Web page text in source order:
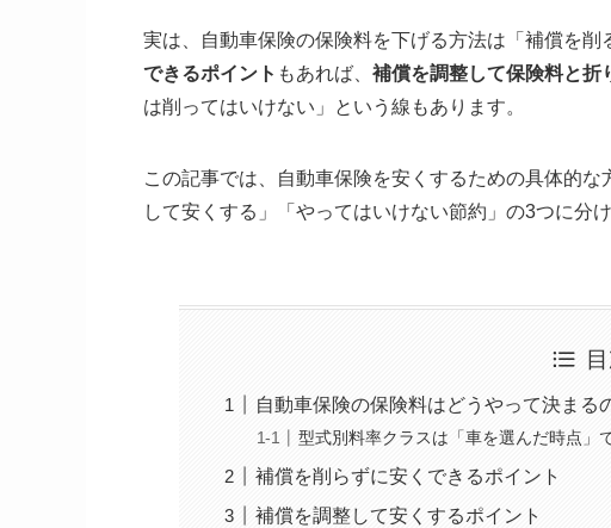
実は、自動車保険の保険料を下げる方法は「補償を削
できるポイント もあれば、 補償を調整して保険料と折
は削ってはいけない」という線もあります。
この記事では、自動車保険を安くするための具体的
して安くする」「やってはいけない節約」の3つに分
自動車保険の保険料はどうやって決まる
型式別料率クラスは「車を選んだ時点」
補償を削らずに安くできるポイント
補償を調整して安くするポイント